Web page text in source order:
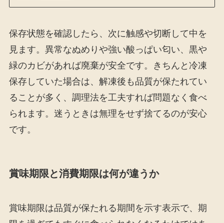
保存状態を確認したら、次に触感や切断して中を
見ます。異常なぬめりや強い酸っぱい匂い、黒や
緑のカビがあれば廃棄が安全です。きちんと冷凍
保存していた場合は、解凍後も品質が保たれてい
ることが多く、調理法を工夫すれば問題なく食べ
られます。迷うときは無理をせず捨てるのが安心
です。
賞味期限と消費期限は何が違うか
賞味期限は品質が保たれる期間を示す表示で、期